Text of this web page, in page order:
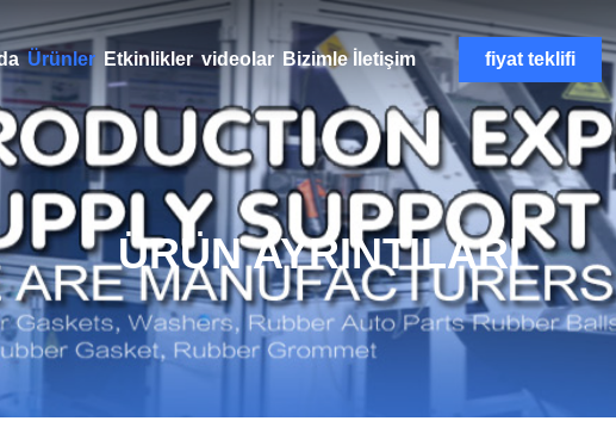
Ürünler Etkinlikler videolar Bizimle İletişim fiyat teklifi
ÜRÜN AYRINTILARI